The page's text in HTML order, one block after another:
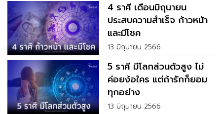
4 ราศี เดือนมิถุนายน
ประสบความสำเร็จ ก้าวหน้า
และมีโชค
13 มิถุนายน 2566
5 ราศี มีโลกส่วนตัวสูง ไม่
ค่อยง้อใคร แต่ถ้ารักก็ยอม
ทุกอย่าง
13 มิถุนายน 2566